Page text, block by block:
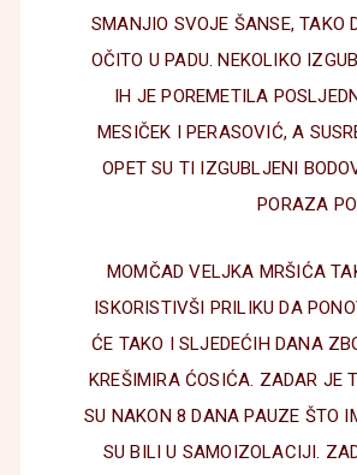
SMANJIO SVOJE ŠANSE, TAKO
OČITO U PADU. NEKOLIKO
IH JE POREMETILA
MESIČEK I PERASOVIĆ, A
OPET SU TI IZGUBLJENI
PORAZA
MOMČAD VELJKA MRŠIĆA
ISKORISTIVŠI PRILIKU DA
ĆE TAKO I SLJEDEĆIH DANA
KREŠIMIRA ĆOSIĆA. ZADAR JE
SU NAKON 8 DANA PAUZE ŠTO
SU BILI U SAMOIZOLACIJI.